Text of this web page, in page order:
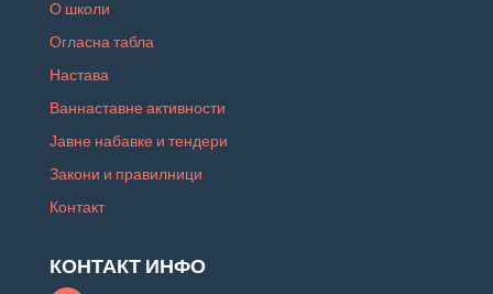
О школи
Огласна табла
Настава
Ваннаставне активности
Јавне набавке и тендери
Закони и правилници
Контакт
КОНТАКТ ИНФО